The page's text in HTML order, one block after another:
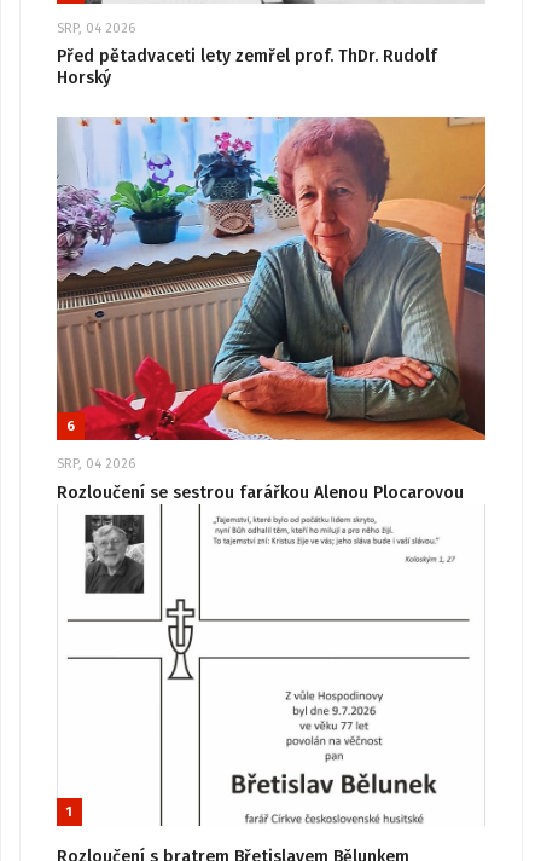
SRP, 04 2026
Před pětadvaceti lety zemřel prof. ThDr. Rudolf
Horský
6
SRP, 04 2026
Rozloučení se sestrou farářkou Alenou Plocarovou
1